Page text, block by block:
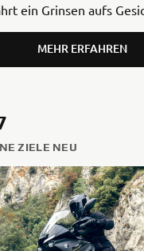
ein Grinsen aufs
MEHR ERFAHREN
ZIELE NEU